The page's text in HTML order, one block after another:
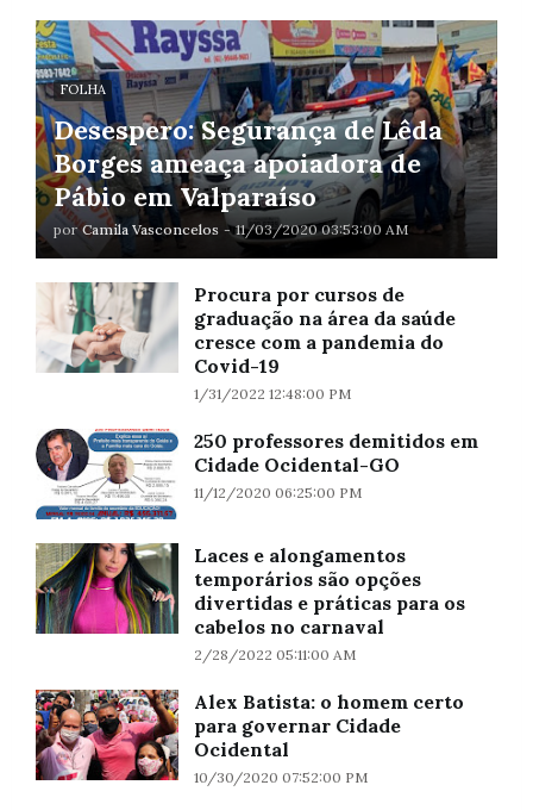
FOLHA
Desespero: Segurança de Lêda
Borges ameaça apoiadora de
Pábio em Valparaíso
por Camila Vasconcelos - 11/03/2020 03:53:00 AM
Procura por cursos de
graduação na área da saúde
cresce com a pandemia do
Covid-19
1/31/2022 12:48:00 PM
250 professores demitidos em
Cidade Ocidental-GO
11/12/2020 06:25:00 PM
Laces e alongamentos
temporários são opções
divertidas e práticas para os
cabelos no carnaval
2/28/2022 05:11:00 AM
Alex Batista: o homem certo
para governar Cidade
Ocidental
10/30/2020 07:52:00 PM